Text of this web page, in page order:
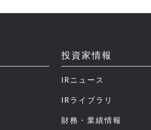
投資家情報
IRニュース
IRライブラリ
財務・業績情報